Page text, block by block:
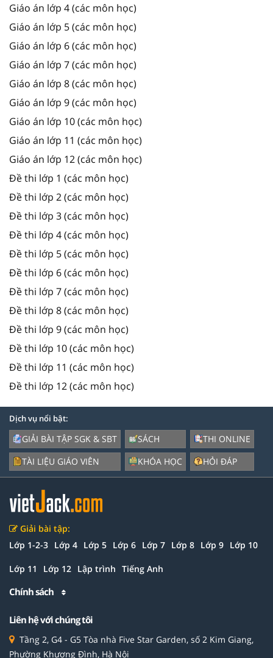
Giáo án lớp 4 (các môn học)
Giáo án lớp 5 (các môn học)
Giáo án lớp 6 (các môn học)
Giáo án lớp 7 (các môn học)
Giáo án lớp 8 (các môn học)
Giáo án lớp 9 (các môn học)
Giáo án lớp 10 (các môn học)
Giáo án lớp 11 (các môn học)
Giáo án lớp 12 (các môn học)
Đề thi lớp 1 (các môn học)
Đề thi lớp 2 (các môn học)
Đề thi lớp 3 (các môn học)
Đề thi lớp 4 (các môn học)
Đề thi lớp 5 (các môn học)
Đề thi lớp 6 (các môn học)
Đề thi lớp 7 (các môn học)
Đề thi lớp 8 (các môn học)
Đề thi lớp 9 (các môn học)
Đề thi lớp 10 (các môn học)
Đề thi lớp 11 (các môn học)
Đề thi lớp 12 (các môn học)
Dịch vụ nổi bật:
GIẢI BÀI TẬP SGK & SBT
TÀI LIỆU GIÁO VIÊN
SÁCH
KHÓA HỌC
THI ONLINE
HỎI ĐÁP
Giải bài tập:
Lớp 1-2-3 Lớp 4 Lớp 5 Lớp 6 Lớp 7 Lớp 8 Lớp 9 Lớp 10
Lớp 11 Lớp 12 Lập trình Tiếng Anh
Chính sách
Liên hệ với chúng tôi
Tầng 2, G4 - G5 Tòa nhà Five Star Garden, số 2 Kim Giang,
Phường Khương Đình, Hà Nội